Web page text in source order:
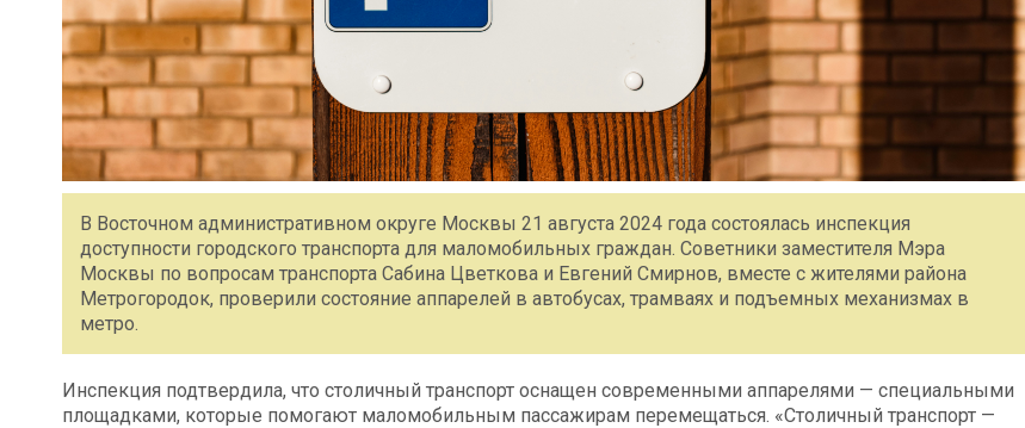
В Восточном административном округе Москвы 21 августа 2024 года состоялась инспекция
доступности городского транспорта для маломобильных граждан. Советники заместителя Мэра
Москвы по вопросам транспорта Сабина Цветкова и Евгений Смирнов, вместе с жителями района
Метрогородок, проверили состояние аппарелей в автобусах, трамваях и подъемных механизмах в
метро.
Инспекция подтвердила, что столичный транспорт оснащен современными аппарелями — специальными
площадками, которые помогают маломобильным пассажирам перемещаться. «Столичный транспорт —